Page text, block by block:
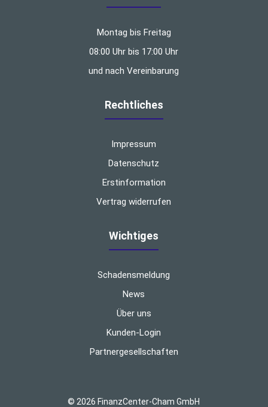
Montag bis Freitag
08:00 Uhr bis 17:00 Uhr
und nach Vereinbarung
Rechtliches
Impressum
Datenschutz
Erstinformation
Vertrag widerrufen
Wichtiges
Schadensmeldung
News
Über uns
Kunden-Login
Partnergesellschaften
© 2026 FinanzCenter-Cham GmbH